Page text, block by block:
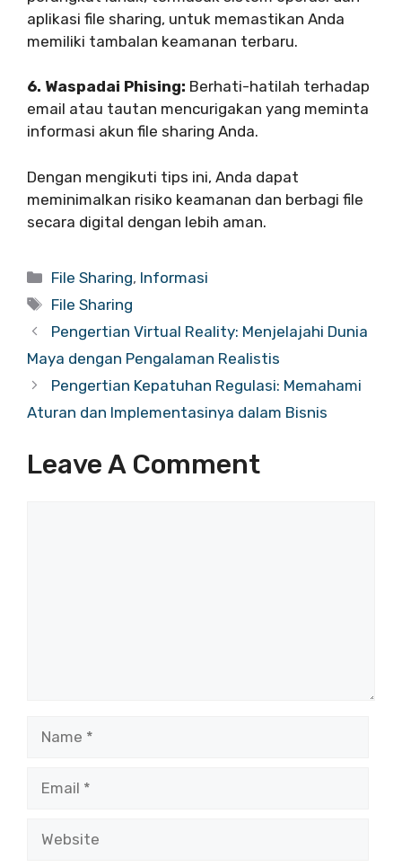
aplikasi file sharing, untuk memastikan Anda
memiliki tambalan keamanan terbaru.
6. Waspadai Phising: Berhati-hatilah terhadap
email atau tautan mencurigakan yang meminta
informasi akun file sharing Anda.
Dengan mengikuti tips ini, Anda dapat
meminimalkan risiko keamanan dan berbagi file
secara digital dengan lebih aman.
Categories
File Sharing, Informasi
Tags
File Sharing
Pengertian Virtual Reality: Menjelajahi Dunia
Maya dengan Pengalaman Realistis
Pengertian Kepatuhan Regulasi: Memahami
Aturan dan Implementasinya dalam Bisnis
Leave A Comment